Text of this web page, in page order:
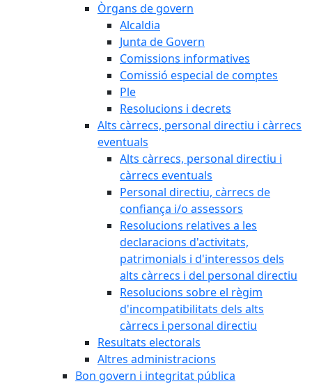
Òrgans de govern
Alcaldia
Junta de Govern
Comissions informatives
Comissió especial de comptes
Ple
Resolucions i decrets
Alts càrrecs, personal directiu i càrrecs
eventuals
Alts càrrecs, personal directiu i
càrrecs eventuals
Personal directiu, càrrecs de
confiança i/o assessors
Resolucions relatives a les
declaracions d'activitats,
patrimonials i d'interessos dels
alts càrrecs i del personal directiu
Resolucions sobre el règim
d'incompatibilitats dels alts
càrrecs i personal directiu
Resultats electorals
Altres administracions
Bon govern i integritat pública